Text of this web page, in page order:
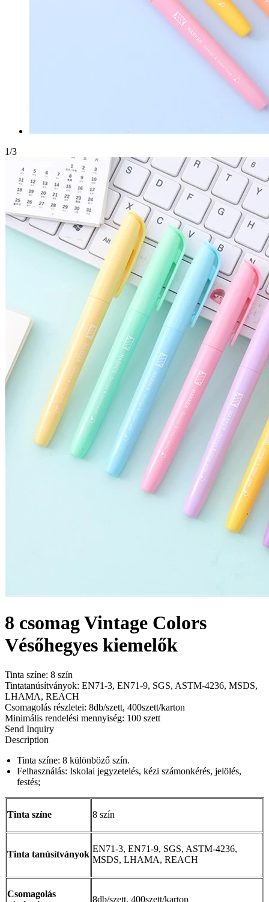
1/3
8 csomag Vintage Colors
Vésőhegyes kiemelők
Tinta színe: 8 szín
Tintatanúsítványok: EN71-3, EN71-9, SGS, ASTM-4236, MSDS,
LHAMA, REACH
Csomagolás részletei: 8db/szett, 400szett/karton
Minimális rendelési mennyiség: 100 szett
Send Inquiry
Description
Tinta színe: 8 különböző szín.
Felhasználás: Iskolai jegyzetelés, kézi számonkérés, jelölés,
festés;
Tinta színe 8 szín
Tinta tanúsítványok
EN71-3, EN71-9, SGS, ASTM-4236,
MSDS, LHAMA, REACH
Csomagolás
8db/szett, 400szett/karton